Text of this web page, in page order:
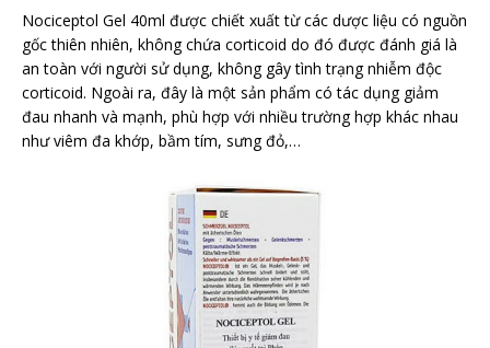
Nociceptol Gel 40ml được chiết xuất từ các dược liệu có nguồn
gốc thiên nhiên, không chứa corticoid do đó được đánh giá là
an toàn với người sử dụng, không gây tình trạng nhiễm độc
corticoid. Ngoài ra, đây là một sản phẩm có tác dụng giảm
đau nhanh và mạnh, phù hợp với nhiều trường hợp khác nhau
như viêm đa khớp, bầm tím, sưng đỏ,…